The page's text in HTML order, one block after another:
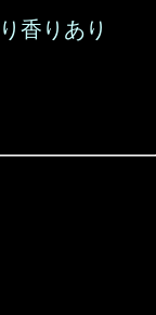
香りあり